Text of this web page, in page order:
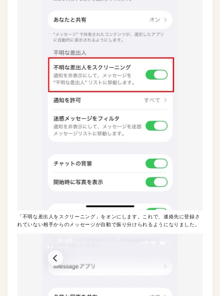
「不明な差出人をスクリーニング」をオンにします。これで、連絡先に登録さ
れていない相手からのメッセージが自動で振り分けられるようになりました。